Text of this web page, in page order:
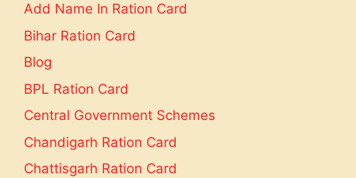
Add Name In Ration Card
Bihar Ration Card
Blog
BPL Ration Card
Central Government Schemes
Chandigarh Ration Card
Chattisgarh Ration Card